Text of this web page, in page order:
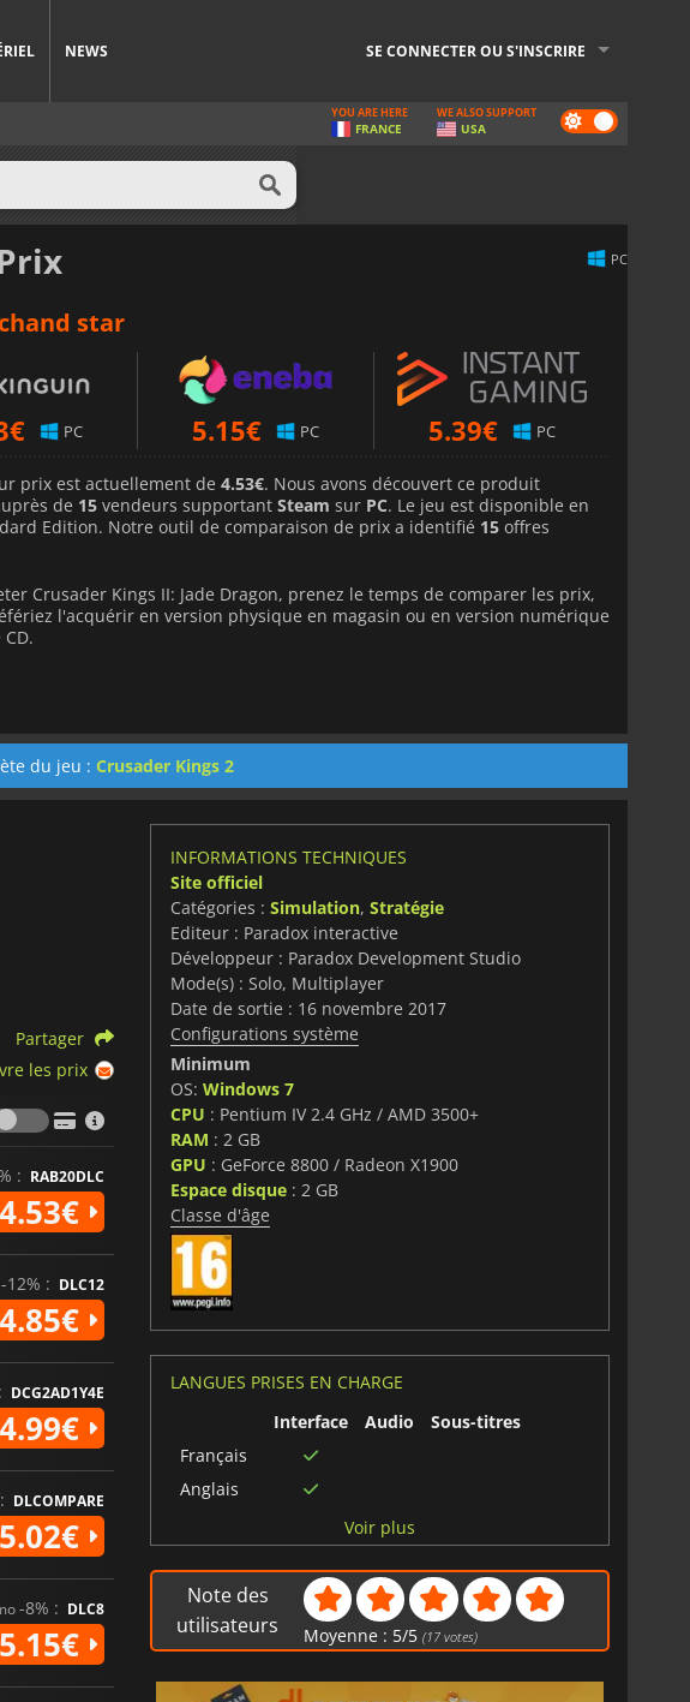
NEWS SE CONNECTER OU S'INSCRIRE
Dark
mode
YOU ARE HERE
FRANCE
WE ALSO SUPPORT
USA
PC
star
€ PC 5.15€ PC 5.39€ PC
prix est actuellement de 4.53€. Nous avons découvert ce produit
de 15 vendeurs supportant Steam sur PC. Le jeu est disponible en
Edition. Notre outil de comparaison de prix a identifié 15 offres
Crusader Kings II: Jade Dragon, prenez le temps de comparer les prix,
l'acquérir en version physique en magasin ou en version numérique
du jeu : Crusader Kings 2
Partager
les prix
Frais
: RAB20DLC
4.53€
-12% : DLC12
4.85€
DCG2AD1Y4E
4.99€
DLCOMPARE
5.02€
-8% : DLC8
5.15€
INFORMATIONS TECHNIQUES
Site officiel
Catégories : Simulation, Stratégie
Editeur : Paradox interactive
Développeur : Paradox Development Studio
Mode(s) : Solo, Multiplayer
Date de sortie : 16 novembre 2017
Configurations système
Minimum
OS: Windows 7
CPU : Pentium IV 2.4 GHz / AMD 3500+
RAM : 2 GB
GPU : GeForce 8800 / Radeon X1900
Espace disque: 2 GB
Classe d'âge
LANGUES PRISES EN CHARGE
Interface
Audio
Sous-titres
Français
Anglais
Voir plus
Note des
utilisateurs
Moyenne : 5/5 (17 votes)